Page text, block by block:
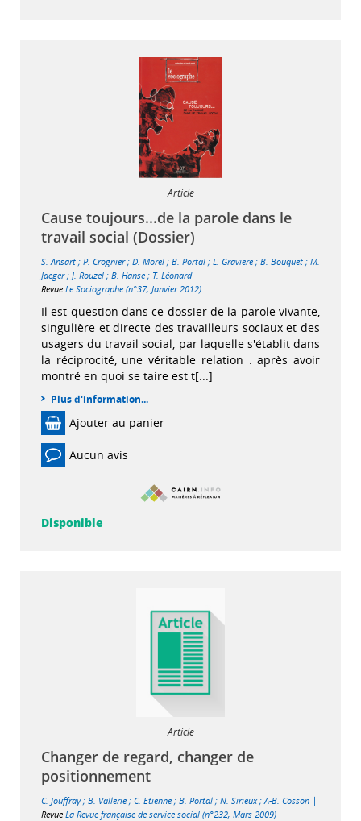
Article
Cause toujours...de la parole dans le
travail social (Dossier)
S. Ansart ; P. Crognier; D. Morel ; B. Portal ; L. Gravière ; B. Bouquet ; M.
Jaeger; J. Rouzel ; B. Hanse ; T. Léonard |
Revue Le Sociographe (n°37, Janvier 2012)
Il est question dans ce dossier de la parole vivante,
singulière et directe des travailleurs sociaux et des
usagers du travail social, par laquelle s'établit dans
la réciprocité, une véritable relation : après avoir
montré en quoi se taire est t[...]
Plus d'information...
Ajouter au panier
Aucun avis
Disponible
Article
Changer de regard, changer de
positionnement
C. Jouffray; B. Vallerie ; C. Etienne ; B. Portal ; N. Sirieux; A-B. Cosson |
Revue La Revue française de service social (n°232, Mars 2009)